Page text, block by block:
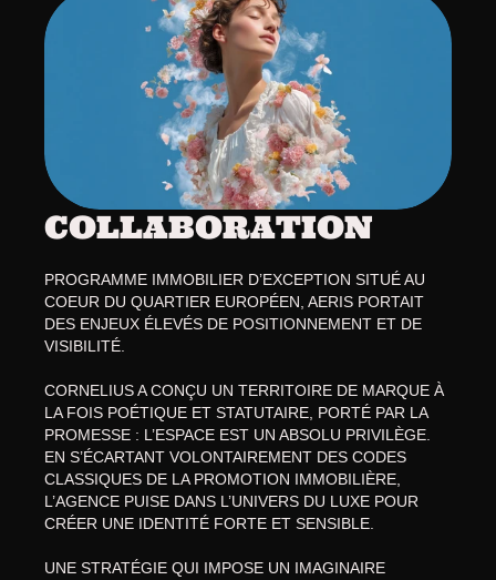
COLLABORATION
PROGRAMME IMMOBILIER D’EXCEPTION SITUÉ AU
COEUR DU QUARTIER EUROPÉEN, AERIS PORTAIT
DES ENJEUX ÉLEVÉS DE POSITIONNEMENT ET DE
VISIBILITÉ.
CORNELIUS A CONÇU UN TERRITOIRE DE MARQUE À
LA FOIS POÉTIQUE ET STATUTAIRE, PORTÉ PAR LA
PROMESSE : L’ESPACE EST UN ABSOLU PRIVILÈGE.
EN S’ÉCARTANT VOLONTAIREMENT DES CODES
CLASSIQUES DE LA PROMOTION IMMOBILIÈRE,
L’AGENCE PUISE DANS L’UNIVERS DU LUXE POUR
CRÉER UNE IDENTITÉ FORTE ET SENSIBLE.
UNE STRATÉGIE QUI IMPOSE UN IMAGINAIRE